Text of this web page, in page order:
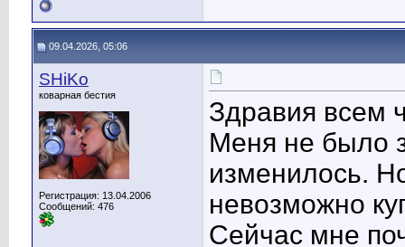
09.04.2026, 05:06
SHiKo
коварная бестия
Регистрация: 13.04.2006
Сообщений: 476
Здравия всем
Меня не было
изменилось.
невозможно
Сейчас мне